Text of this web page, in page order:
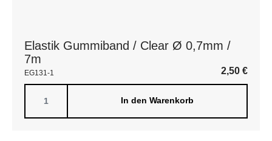
Elastik Gummiband / Clear Ø 0,7mm /
7m
EG131-1 2,50 €
In den Warenkorb